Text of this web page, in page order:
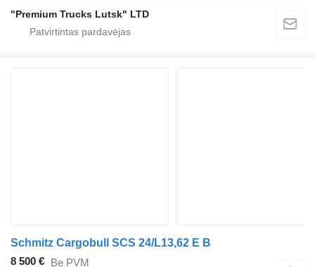
"Premium Trucks Lutsk" LTD
Schmitz Cargobull SCS 24/L13,62 E B
8 500 € Be PVM